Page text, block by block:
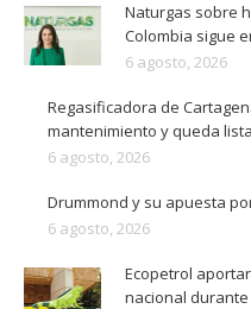
Naturgas sobre
Colombia sigue
6 agosto, 2026
Regasificadora de
mantenimiento y queda
6 agosto, 2026
Drummond y su apuesta
6 agosto, 2026
Ecopetrol
nacional durante